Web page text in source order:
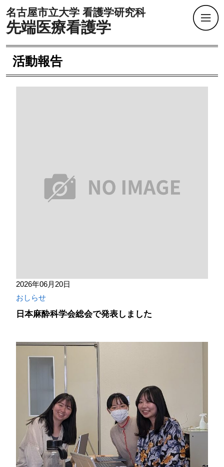
名古屋市立大学 看護学研究科
先端医療看護学
活動報告
2026年06月20日
おしらせ
日本麻酔科学会総会で発表しました